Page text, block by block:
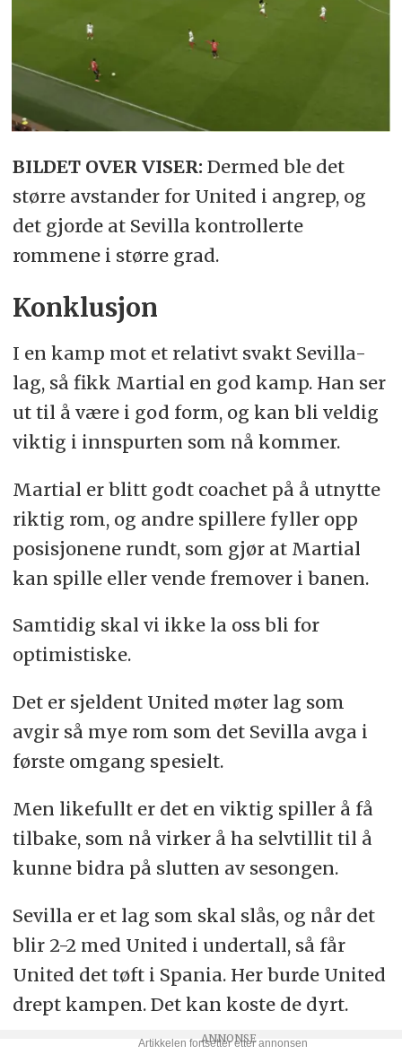
BILDET OVER VISER: Dermed ble det
større avstander for United i angrep, og
det gjorde at Sevilla kontrollerte
rommene i større grad.
Konklusjon
I en kamp mot et relativt svakt Sevilla-
lag, så fikk Martial en god kamp. Han ser
ut til å være i god form, og kan bli veldig
viktig i innspurten som nå kommer.
Martial er blitt godt coachet på å utnytte
riktig rom, og andre spillere fyller opp
posisjonene rundt, som gjør at Martial
kan spille eller vende fremover i banen.
Samtidig skal vi ikke la oss bli for
optimistiske.
Det er sjeldent United møter lag som
avgir så mye rom som det Sevilla avga i
første omgang spesielt.
Men likefullt er det en viktig spiller å få
tilbake, som nå virker å ha selvtillit til å
kunne bidra på slutten av sesongen.
Sevilla er et lag som skal slås, og når det
blir 2-2 med United i undertall, så får
United det tøft i Spania. Her burde United
drept kampen. Det kan koste de dyrt.